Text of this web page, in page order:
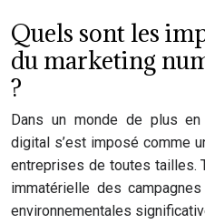
Quels sont les
du marketing
?
Dans un monde de plus
digital s’est imposé comme
entreprises de toutes tailles.
immatérielle des
environnementales